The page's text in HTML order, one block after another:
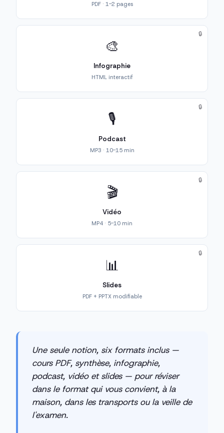
PDF · 1-2 pages
🎨
Infographie
HTML interactif
🔒
🎙️
Podcast
MP3 · 10-15 min
🔒
🎬
Vidéo
MP4 · 5-10 min
🔒
📊
Slides
PDF + PPTX modifiable
🔒
Une seule notion, six formats inclus —
cours PDF, synthèse, infographie,
podcast, vidéo et slides — pour réviser
dans le format qui vous convient, à la
maison, dans les transports ou la veille de
l'examen.